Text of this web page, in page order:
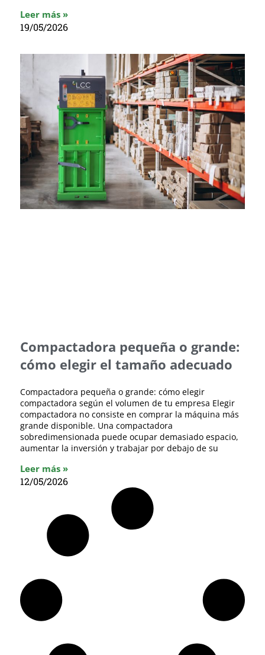
Leer más »
19/05/2026
Compactadora pequeña o grande:
cómo elegir el tamaño adecuado
Compactadora pequeña o grande: cómo elegir
compactadora según el volumen de tu empresa Elegir
compactadora no consiste en comprar la máquina más
grande disponible. Una compactadora
sobredimensionada puede ocupar demasiado espacio,
aumentar la inversión y trabajar por debajo de su
Leer más »
12/05/2026